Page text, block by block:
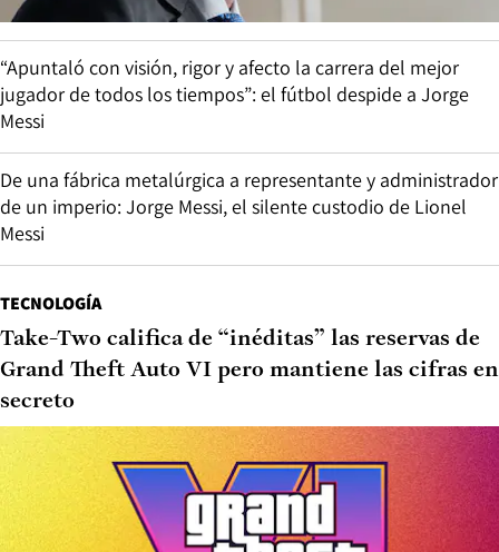
“Apuntaló con visión, rigor y afecto la carrera del mejor
jugador de todos los tiempos”: el fútbol despide a Jorge
Messi
De una fábrica metalúrgica a representante y administrador
de un imperio: Jorge Messi, el silente custodio de Lionel
Messi
TECNOLOGÍA
Take-Two califica de “inéditas” las reservas de
Grand Theft Auto VI pero mantiene las cifras en
secreto